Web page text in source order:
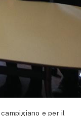
e per il